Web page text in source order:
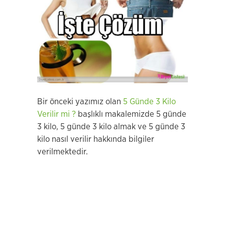
Bir önceki yazımız olan 5 Günde 3 Kilo
Verilir mi ? başlıklı makalemizde 5 günde
3 kilo, 5 günde 3 kilo almak ve 5 günde 3
kilo nasıl verilir hakkında bilgiler
verilmektedir.